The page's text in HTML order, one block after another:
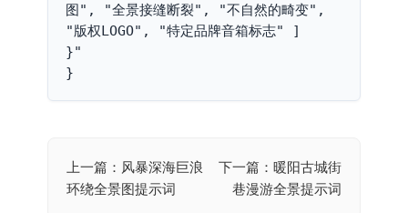
图", "全景接缝断裂", "不自然的畸变",
"版权LOGO", "特定品牌音箱标志" ]
}"
}
文
章
上一篇：风暴深海巨浪
环绕全景图提示词
下一篇：暖阳古城街
巷漫游全景提示词